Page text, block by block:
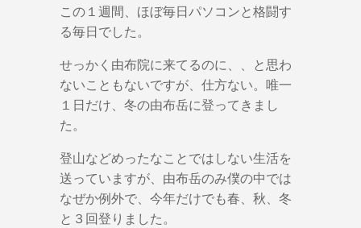
この１週間、ほぼ毎日パソコンと格闘す
る毎日でした。
せっかく由布院に来てるのに、、と思わ
ないこともないですが、仕方ない。唯一
１日だけ、冬の由布岳に登ってきまし
た。
登山などめったなことではしない生活を
送っていますが、由布岳のみ僕の中では
なぜか例外で、今年だけでも春、秋、冬
と３回登りました。